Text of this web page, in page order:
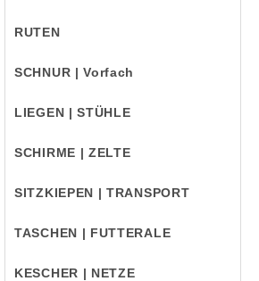
RUTEN
SCHNUR | Vorfach
LIEGEN | STÜHLE
SCHIRME | ZELTE
SITZKIEPEN | TRANSPORT
TASCHEN | FUTTERALE
KESCHER | NETZE